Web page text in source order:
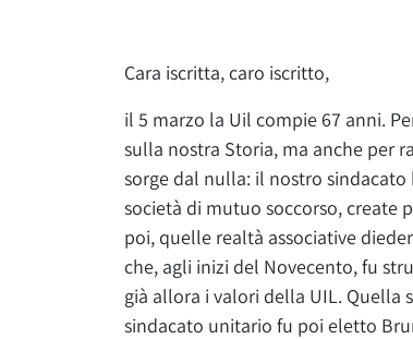
Cara iscritta, caro iscritto,
il 5 marzo la Uil compie 67 anni.
sulla nostra Storia, ma anche per
sorge dal nulla: il nostro
società di mutuo soccorso, create
poi, quelle realtà associative
che, agli inizi del Novecento, fu
già allora i valori della UIL. Quella
sindacato unitario fu poi eletto